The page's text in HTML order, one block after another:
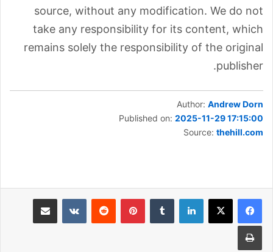
source, without any modification. We do not
take any responsibility for its content, which
remains solely the responsibility of the original
publisher.
Author: Andrew Dorn
Published on: 2025-11-29 17:15:00
Source: thehill.com
لينكدإن بينتيريست مشاركة عبر البريد
طباعة